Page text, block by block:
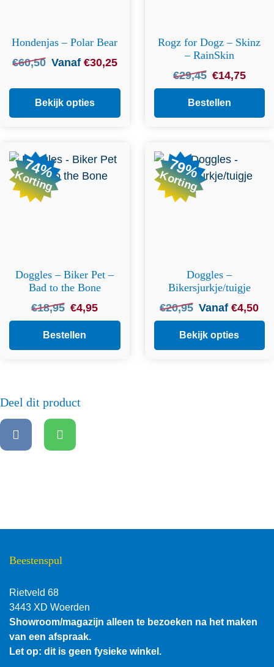
Hondenjas – Polar Bear
€60,50 Oorspronkelijke
was:
€60,50.
Vanaf €30,25Huidige
is:
Bekijk opties
Rogz for Dogz – Skinz
– RainSkin
€29,45 Oorspronkelijke
prijs
was:
€29,45.
€14,75
prijs
€14,75.
Bestellen
74%
Korting
Doggles – Biker Pet –
Bad to the Bone
€18,95 Oorspronkelijke
prijs
was:
€18,95.
€4,95Huidige
prijs
€4,95.
Bestellen
79%
Korting
Doggles –
Bikersjurkje/tuigje
€20,95 Oorspronkelijke
prijs
was:
€20,95.
Vanaf €4,50
€
Bekijk opties
Dit product heeft
meerdere variaties. Deze
optie kan gekozen worden
op de productpagina
Deel dit product
Beestenspul
Rietveld 68
3443 XD Woerden
Showroom/magazijn alleen te bezoeken na het maken
van een afspraak.
Let op: dit is geen fysieke winkel.